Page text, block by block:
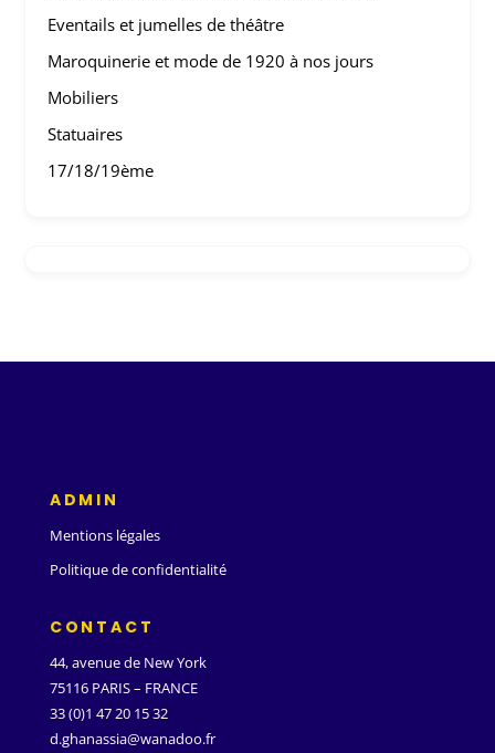
Eventails et jumelles de théâtre
Maroquinerie et mode de 1920 à nos jours
Mobiliers
Statuaires
17/18/19ème
ADMIN
Mentions légales
Politique de confidentialité
CONTACT
44, avenue de New York
75116 PARIS – FRANCE
33 (0)1 47 20 15 32
d.ghanassia@wanadoo.fr